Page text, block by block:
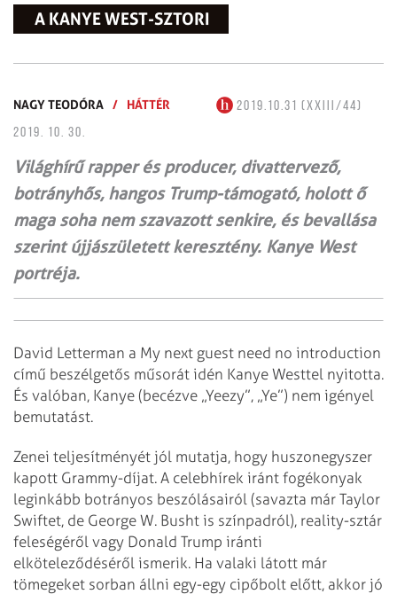
A KANYE WEST-SZTORI
NAGY TEODÓRA / HÁTTÉR
2019.10.31 (XXIII/44)
2019. 10. 30.
Világhírű rapper és producer, divattervező,
botrányhős, hangos Trump-támogató, holott ő
maga soha nem szavazott senkire, és bevallása
szerint újjászületett keresztény. Kanye West
portréja.
David Letterman a My next guest need no introduction
című beszélgetős műsorát idén Kanye Westtel nyitotta.
És valóban, Kanye (becézve „Yeezy”, „Ye”) nem igényel
bemutatást.
Zenei teljesítményét jól mutatja, hogy huszonegyszer
kapott Grammy-díjat. A celebhírek iránt fogékonyak
leginkább botrányos beszólásairól (savazta már Taylor
Swiftet, de George W. Busht is színpadról), reality-sztár
feleségéről vagy Donald Trump iránti
elköteleződéséről ismerik. Ha valaki látott már
tömegeket sorban állni egy-egy cipőbolt előtt, akkor jó